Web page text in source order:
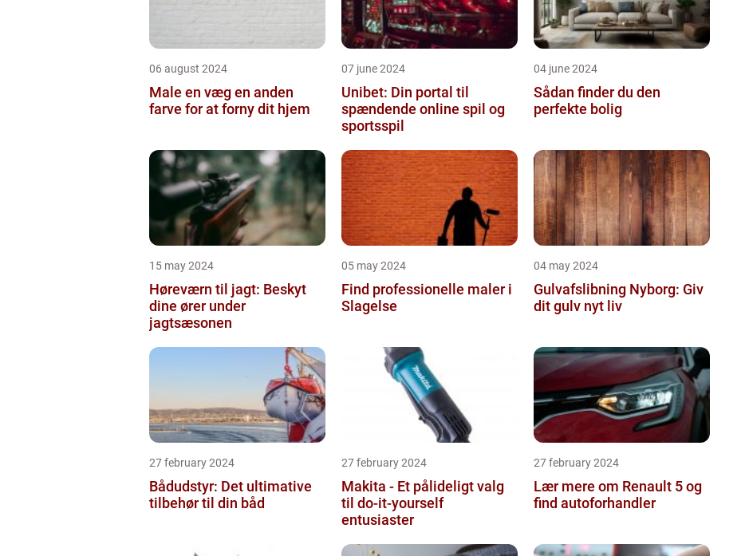
06 august 2024
Male en væg en anden
farve for at forny dit hjem
07 june 2024
Unibet: Din portal til
spændende online spil og
sportsspil
04 june 2024
Sådan finder du den
perfekte bolig
15 may 2024
Høreværn til jagt: Beskyt
dine ører under
jagtsæsonen
05 may 2024
Find professionelle maler i
Slagelse
04 may 2024
Gulvafslibning Nyborg: Giv
dit gulv nyt liv
27 february 2024
Bådudstyr: Det ultimative
tilbehør til din båd
27 february 2024
Makita - Et pålideligt valg
til do-it-yourself
entusiaster
27 february 2024
Lær mere om Renault 5 og
find autoforhandler